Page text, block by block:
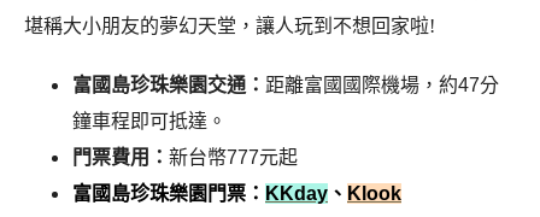
堪稱大小朋友的夢幻天堂，讓人玩到不想回家啦!
富國島珍珠樂園交通： 距離富國國際機場，約47分
鐘車程即可抵達。
門票費用： 新台幣777元起
富國島珍珠樂園門票： KKday 、 Klook